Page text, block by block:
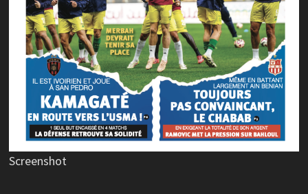
Screenshot